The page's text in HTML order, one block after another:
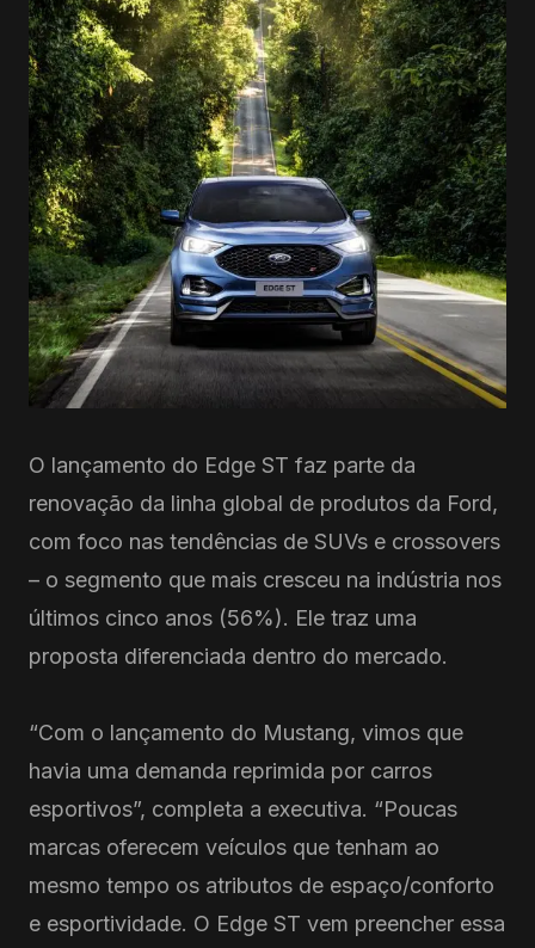
O lançamento do Edge ST faz parte da
renovação da linha global de produtos da Ford,
com foco nas tendências de SUVs e crossovers
– o segmento que mais cresceu na indústria nos
últimos cinco anos (56%). Ele traz uma
proposta diferenciada dentro do mercado.
“Com o lançamento do Mustang, vimos que
havia uma demanda reprimida por carros
esportivos”, completa a executiva. “Poucas
marcas oferecem veículos que tenham ao
mesmo tempo os atributos de espaço/conforto
e esportividade. O Edge ST vem preencher essa